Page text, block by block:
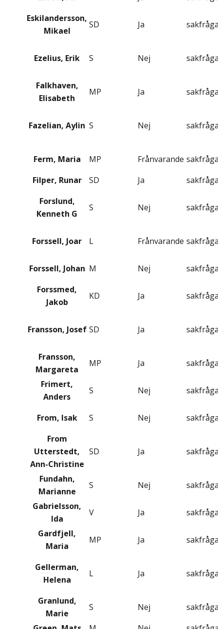
Eskilandersson,
Mikael
SD Ja
Ezelius, Erik S Nej
Falkhaven,
Elisabeth
MP Ja
Fazelian, Aylin S Nej
Ferm, Maria MP Frånvarande
Filper, Runar
SD Ja
Forslund,
Kenneth G
S Nej
Forssell, Joar L Frånvarande
Forssell, Johan M Nej
Forssmed,
Jakob
KD Ja
Fransson, Josef SD Ja
Fransson,
Margareta
MP Ja
Frimert,
Anders
S Nej
From, Isak S Nej
From
Utterstedt,
Ann-Christine
SD Ja
Fundahn,
Marianne
S Nej
Gabrielsson,
Ida
V Ja
Gardfjell,
Maria
MP Ja
Gellerman,
Helena
L Ja
Granlund,
Marie
S Nej